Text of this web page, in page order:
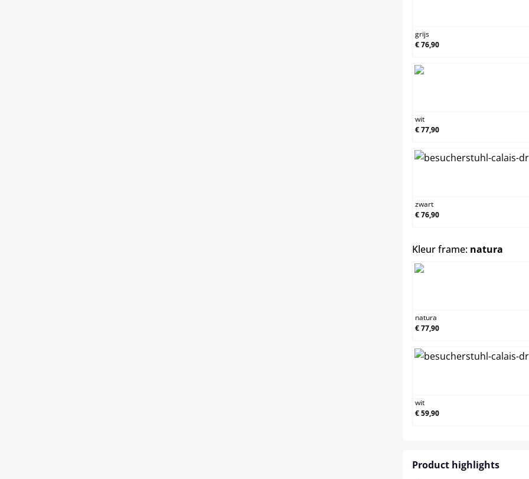
grijs
€ 76,90
wit
€ 77,90
zwart
€ 76,90
Kleur frame: natura
natura
€ 77,90
wit
€ 59,90
Product highlights